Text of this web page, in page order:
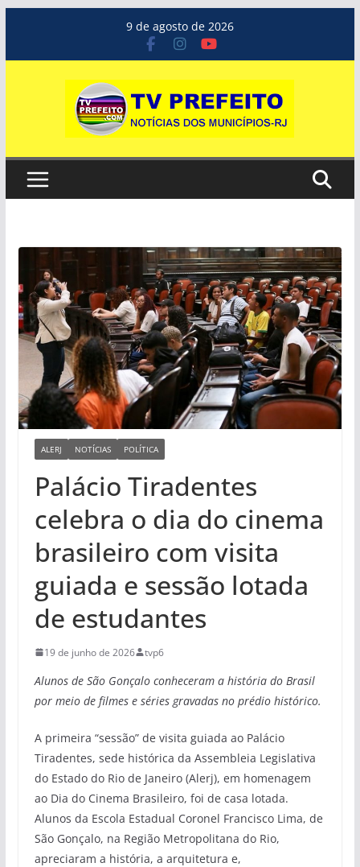
o
9 de agosto de 2026
ALERJ NOTÍCIAS POLÍTICA
Palácio Tiradentes
celebra o dia do cinema
brasileiro com visita
guiada e sessão lotada
de estudantes
19 de junho de 2026 tvp6
Alunos de São Gonçalo conheceram a história do Brasil
por meio de filmes e séries gravadas no prédio histórico.
A primeira “sessão” de visita guiada ao Palácio
Tiradentes, sede histórica da Assembleia Legislativa
do Estado do Rio de Janeiro (Alerj), em homenagem
ao Dia do Cinema Brasileiro, foi de casa lotada.
Alunos da Escola Estadual Coronel Francisco Lima, de
São Gonçalo, na Região Metropolitana do Rio,
apreciaram a história, a arquitetura e,